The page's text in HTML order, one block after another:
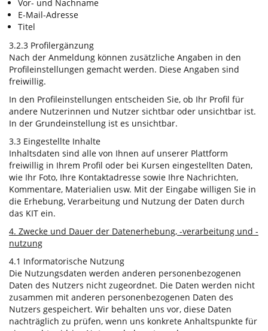
Vor- und Nachname
E-Mail-Adresse
Titel
3.2.3 Profilergänzung
Nach der Anmeldung können zusätzliche Angaben in den
Profileinstellungen gemacht werden. Diese Angaben sind
freiwillig.
In den Profileinstellungen entscheiden Sie, ob Ihr Profil für
andere Nutzerinnen und Nutzer sichtbar oder unsichtbar ist.
In der Grundeinstellung ist es unsichtbar.
3.3 Eingestellte Inhalte
Inhaltsdaten sind alle von Ihnen auf unserer Plattform
freiwillig in Ihrem Profil oder bei Kursen eingestellten Daten,
wie Ihr Foto, Ihre Kontaktadresse sowie Ihre Nachrichten,
Kommentare, Materialien usw. Mit der Eingabe willigen Sie in
die Erhebung, Verarbeitung und Nutzung der Daten durch
das KIT ein.
4. Zwecke und Dauer der Datenerhebung, -verarbeitung und -
nutzung
4.1 Informatorische Nutzung
Die Nutzungsdaten werden anderen personenbezogenen
Daten des Nutzers nicht zugeordnet. Die Daten werden nicht
zusammen mit anderen personenbezogenen Daten des
Nutzers gespeichert. Wir behalten uns vor, diese Daten
nachträglich zu prüfen, wenn uns konkrete Anhaltspunkte für